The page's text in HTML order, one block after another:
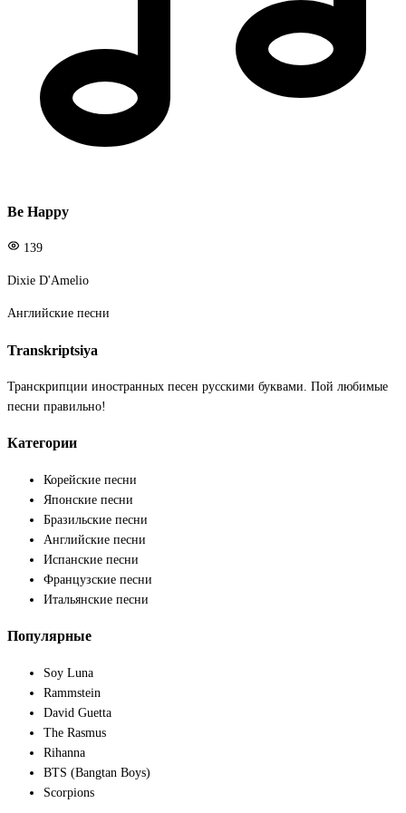
Be Happy
139
Dixie D'Amelio
Английские песни
Transkriptsiya
Транскрипции иностранных песен русскими буквами. Пой любимые
песни правильно!
Категории
Корейские песни
Японские песни
Бразильские песни
Английские песни
Испанские песни
Французские песни
Итальянские песни
Популярные
Soy Luna
Rammstein
David Guetta
The Rasmus
Rihanna
BTS (Bangtan Boys)
Scorpions